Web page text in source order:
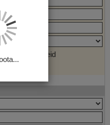
sõnaühendeid